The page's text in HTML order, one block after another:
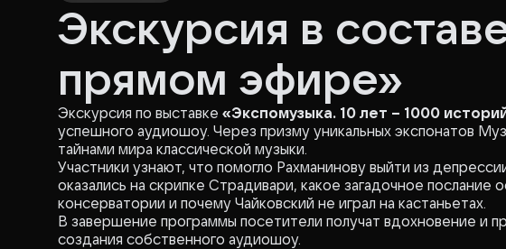
Экскурсия в
прямом эфире»
Экскурсия по выставке «Экспомузыка. 10 лет – 1000
успешного аудиошоу. Через призму уникальных экспонатов
тайнами мира классической музыки.
Участники узнают, что помогло Рахманинову выйти из
оказались на скрипке Страдивари, какое загадочное послание
консерватории и почему Чайковский не играл на кастаньетах.
В завершение программы посетители получат вдохновение и
создания собственного аудиошоу.